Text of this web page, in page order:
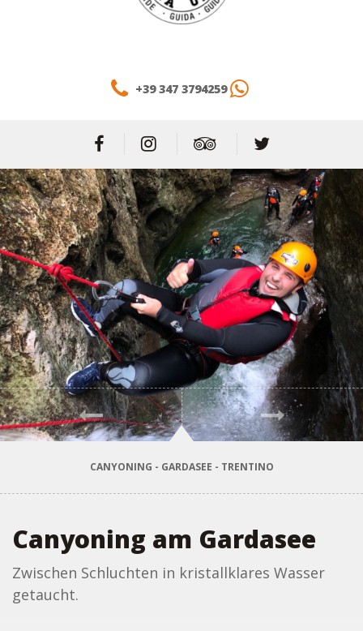
Vorher Weiter
CANYONING - GARDASEE - TRENTINO
Canyoning am Gardasee
Zwischen Schluchten in kristallklares Wasser
getaucht.
+39 347 3794259